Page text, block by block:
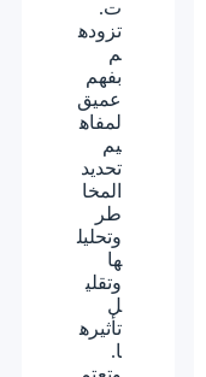
ت.
تزوده
م
بفهم
عميق
لمفاه
يم
تحديد
المخا
طر
وتحليل
ها
وتقلي
ل
تأثيره
ا.